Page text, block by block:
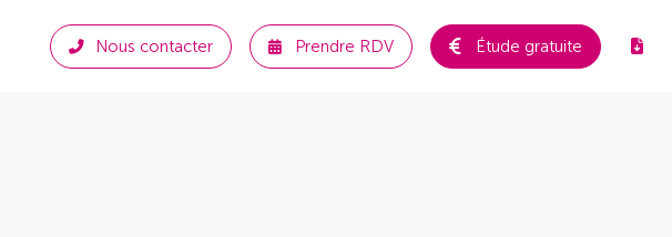
Nous contacter Prendre RDV Étude gratuite